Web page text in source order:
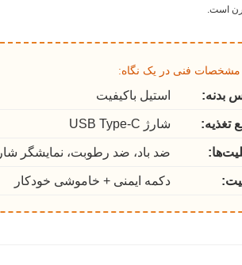
است.
مشخصات فنی در یک نگاه:
بدنه: استیل باکیفیت
تغذیه: شارژ USB Type-C
ضد باد، ضد رطوبت، نمایشگر
دکمه ایمنی + خاموشی خودکار